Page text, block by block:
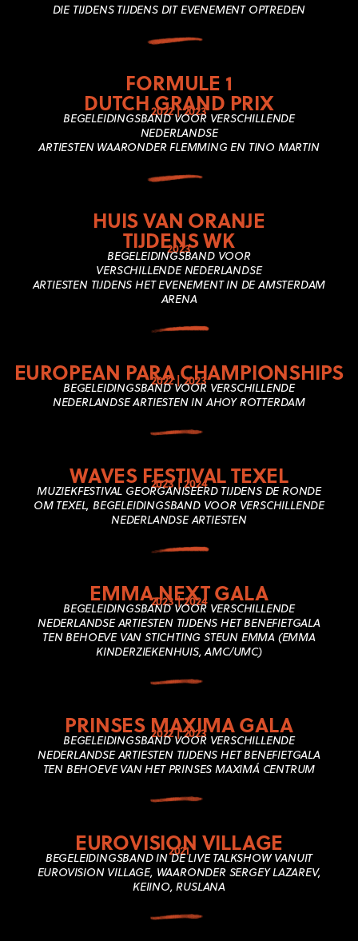
DIE TIJDENS TIJDENS DIT EVENEMENT OPTREDEN
FORMULE 1
DUTCH GRAND PRIX
2022 | 2023
BEGELEIDINGSBAND VOOR VERSCHILLENDE
NEDERLANDSE
ARTIESTEN WAARONDER FLEMMING EN TINO MARTIN
HUIS VAN ORANJE
TIJDENS WK
2023
BEGELEIDINGSBAND VOOR
VERSCHILLENDENEDERLANDSE
ARTIESTEN TIJDENS HET EVENEMENT IN DE AMSTERDAM
ARENA
EUROPEAN PARA CHAMPIONSHIPS
2022 | 2023
BEGELEIDINGSBAND VOOR VERSCHILLENDE
NEDERLANDSE ARTIESTEN IN AHOY ROTTERDAM
WAVES FESTIVAL TEXEL
2023 | 2024
MUZIEKFESTIVAL GEORGANISEERD TIJDENS DE RONDE
OM TEXEL, BEGELEIDINGSBAND VOOR VERSCHILLENDE
NEDERLANDSE ARTIESTEN
EMMA.NEXT GALA
2023 | 2024
BEGELEIDINGSBAND VOOR VERSCHILLENDE
NEDERLANDSE ARTIESTEN TIJDENS HET BENEFIETGALA
TEN BEHOEVE VAN STICHTING STEUN EMMA (EMMA
KINDERZIEKENHUIS, AMC/UMC)
PRINSES MAXIMA GALA
2022 | 2023
BEGELEIDINGSBAND VOOR VERSCHILLENDE
NEDERLANDSE ARTIESTEN TIJDENS HET BENEFIETGALA
TEN BEHOEVE VAN HET PRINSES MAXIMÁ CENTRUM
EUROVISION VILLAGE
2021
BEGELEIDINGSBAND IN DE LIVE TALKSHOW VANUIT
EUROVISION VILLAGE, WAARONDER SERGEY LAZAREV,
KEIINO, RUSLANA